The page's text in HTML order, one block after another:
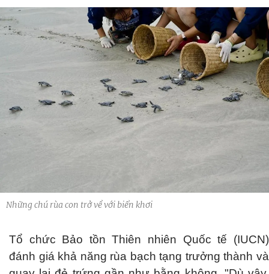
Những chú rùa con trở về với biển khơi
Tổ chức Bảo tồn Thiên nhiên Quốc tế (IUCN)
đánh giá khả năng rùa bạch tạng trưởng thành và